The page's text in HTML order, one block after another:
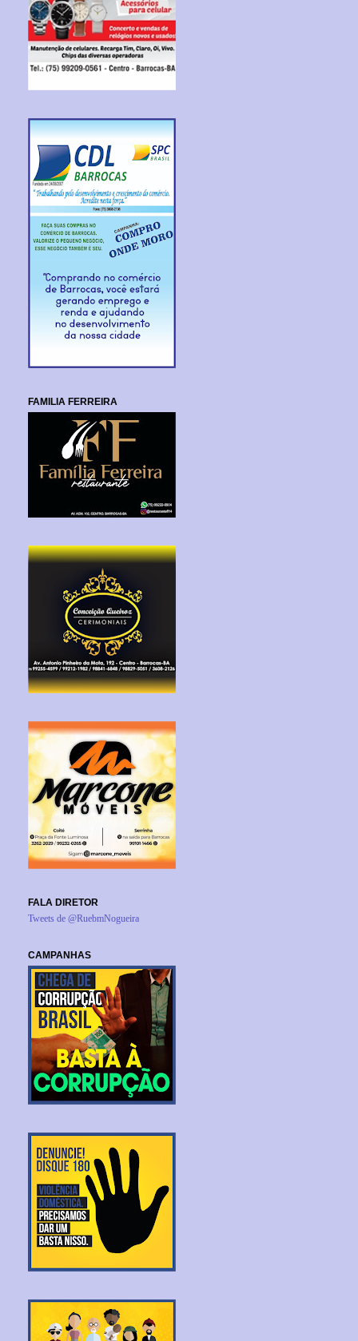
FAMILIA FERREIRA
FALA DIRETOR
Tweets de @RuebmNogueira
CAMPANHAS